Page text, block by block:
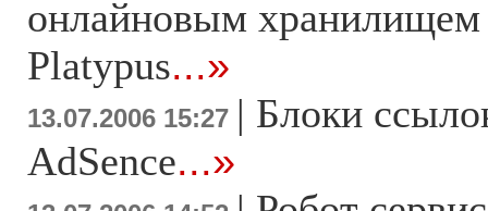
онлайновым
Platypus...»
13.07.2006 15:27 | Блоки
AdSence...»